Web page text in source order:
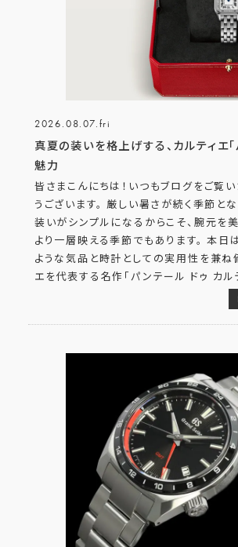
2026.08.07.fri
真夏の装いを格上げする、カルティエ
魅力
皆さまこんにちは！いつもブログをご覧
うございます。 厳しい暑さが続く季節と
装いがシンプルになるからこそ、腕元を
より一層映える季節でもあります。 本日
ような気品と時計としての実用性を兼ね
エを代表する名作「パンテール ドゥ カル